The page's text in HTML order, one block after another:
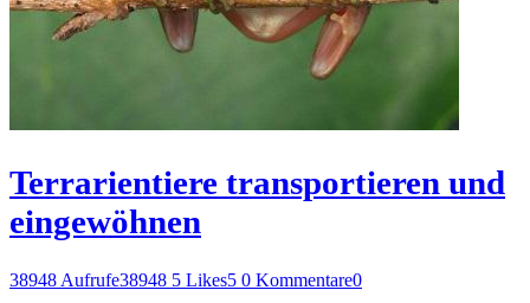
Terrarientiere transportieren und
eingewöhnen
38948 Aufrufe38948 5 Likes5 0 Kommentare0